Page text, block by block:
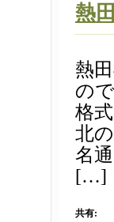
熱
熱
の
格
北
名
[…]
共有: